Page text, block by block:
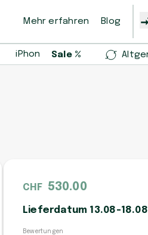
Mehr erfahren Blog
iPhone 14 Pro iPhone 13
Sale %
CHF 530.00
Lieferdatum 13.08-
Bewertungen